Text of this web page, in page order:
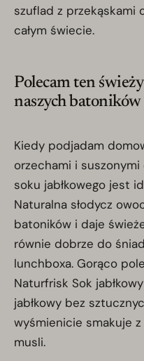
szuflad z przekąskami
całym świecie.
Polecam ten
naszych
Kiedy podjadam
orzechami i
soku jabłkowego jest
Naturalna słodycz
batoników i daje
równie dobrze do
lunchboxa. Gorąco
Naturfrisk Sok
jabłkowy bez
wyśmienicie smakuje
musli.